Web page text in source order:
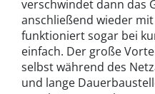
verschwindet dann das
anschließend wieder
funktioniert sogar bei
einfach. Der große
selbst während des
und lange